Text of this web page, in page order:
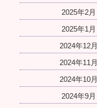
2025年2月
2025年1月
2024年12月
2024年11月
2024年10月
2024年9月